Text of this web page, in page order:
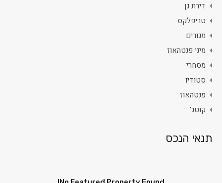
דירת גן
טריפלקס
מגורים
מיני פנטהאוז
מסחרי
סטודיו
פנטהאוז
קוטג'
תנאי הנכס